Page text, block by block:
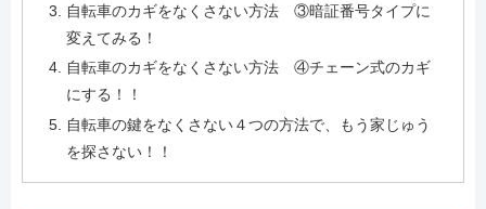
自転車のカギをなくさない方法 ③暗証番号タイプに
変えてみる！
自転車のカギをなくさない方法 ④チェーン式のカギ
にする！！
自転車の鍵をなくさない４つの方法で、もう家じゅう
を探さない！！